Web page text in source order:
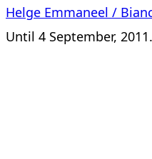
Helge Emmaneel /
Until 4 September, 2011.